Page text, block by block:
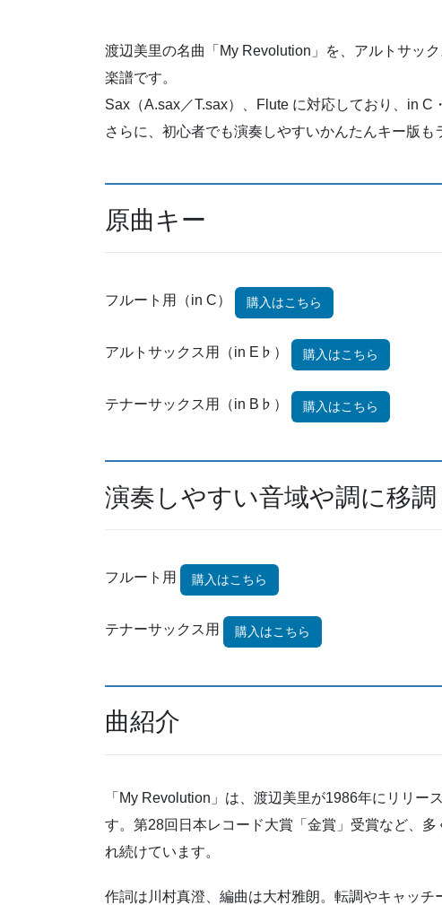
渡辺美里の名曲「My Revolution」を、アルトサッ
楽譜です。
Sax（A.sax／T.sax）、Flute に対応しており、in
さらに、初心者でも演奏しやすいかんたんキー版も
原曲キー
フルート用（in C） 購入はこちら
アルトサックス用（in E♭） 購入はこちら
テナーサックス用（in B♭） 購入はこちら
演奏しやすい音域や調に移
フルート用 購入はこちら
テナーサックス用 購入はこちら
曲紹介
「My Revolution」は、渡辺美里が1986年にリリ
す。第28回日本レコード大賞「金賞」受賞など、
れ続けています。
作詞は川村真澄、編曲は大村雅朗。転調やキャッ